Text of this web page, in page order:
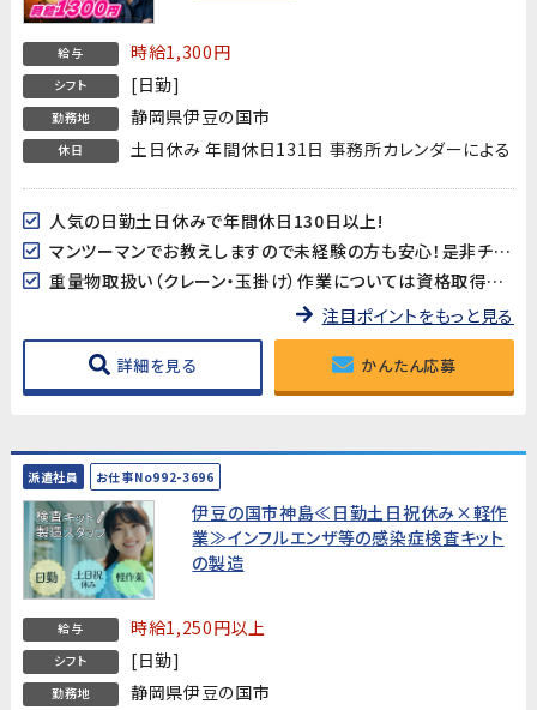
給与 時給1,300円
シフト [日勤]
勤務地 静岡県伊豆の国市
休日 土日休み 年間休日131日 事務所カレンダーによる
人気の日勤土日休みで年間休日130日以上!
マンツーマンでお教えしますので未経験の方も安心！是非チャレンジしてみてください！
重量物取扱い（クレーン・玉掛け）作業については資格取得支援が有ります！
注目ポイントをもっと見る
詳細を見る かんたん応募
派遣社員 お仕事No992-3696
伊豆の国市神島≪日勤土日祝休み×軽作
業≫インフルエンザ等の感染症検査キット
の製造
給与 時給1,250円以上
シフト [日勤]
勤務地 静岡県伊豆の国市